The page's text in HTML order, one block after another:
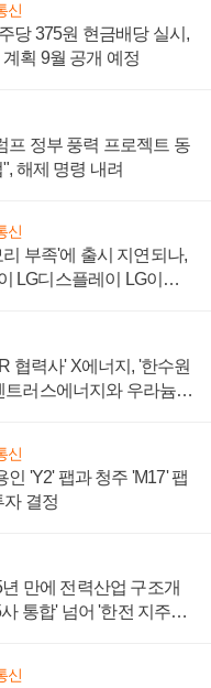
신
당 375원 현금배당 실시,
획 9월 공개 예정
프 정부 풍력 프로젝트 동
해제 명령 내려
신
부족'에 출시 지연되나,
LG디스플레이 LG이노
협력사' X에너지, '한수원
트러스에너지와 우라늄
신
인 'Y2' 팹과 청주 'M17' 팹
자 결정
만에 전력산업 구조개
통합' 넘어 '한전 지주사'
신